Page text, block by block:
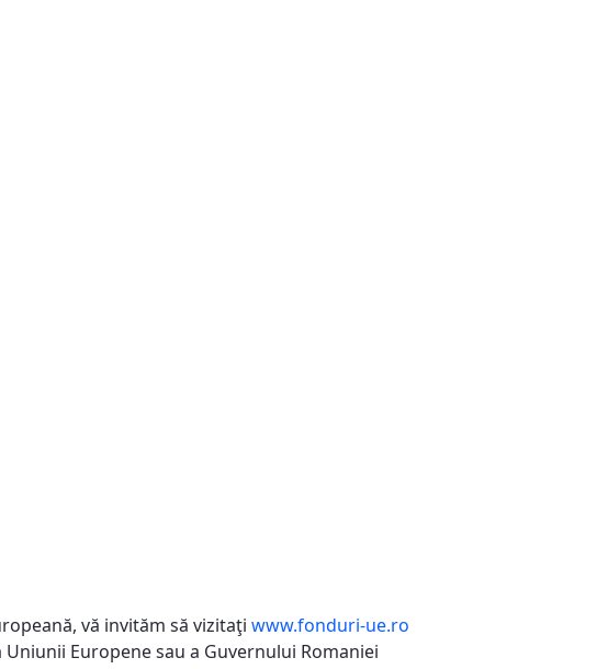
vă invităm să vizitaţi www.fonduri-ue.ro
Europene sau a Guvernului Romaniei